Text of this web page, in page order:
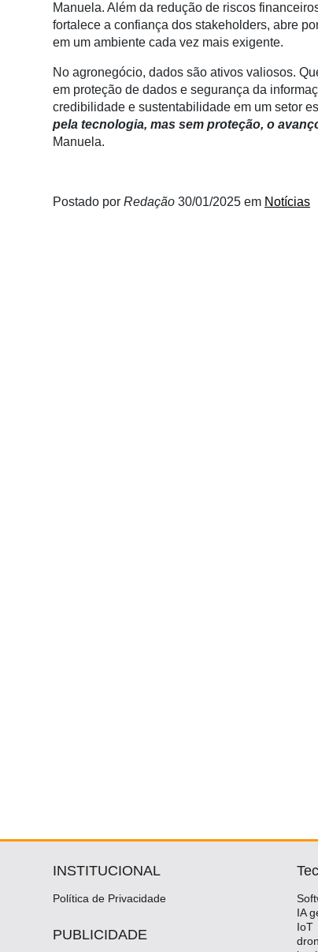
Tecprime
Agro
Consulting
Manager
Manuela. Além da redução de riscos
fortalece a confiança dos stakeholders, abre
em um ambiente cada vez mais exigente.
No agronegócio, dados são ativos valiosos.
em proteção de dados e segurança da
credibilidade e sustentabilidade em um setor
pela tecnologia, mas sem proteção, o
Manuela.
Postado por Redação 30/01/2025 em Notícias
INSTITUCIONAL
Política de Privacidade
PUBLICIDADE
IA
IoT